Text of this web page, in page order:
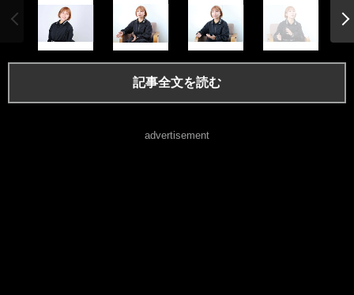
記事全文を読む
advertisement